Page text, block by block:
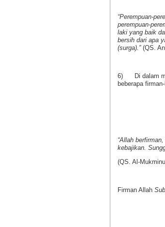
“Perempuan-
perempuan-
laki yang baik
bersih dari apa
(surga).” (QS.
6) Di dalam
beberapa firman-
“Allah
kebajikan.
(QS. Al-
Firman Allah